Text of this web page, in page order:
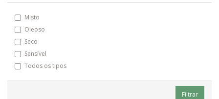
Misto
Oleoso
Seco
Sensível
Todos os tipos
Filtrar